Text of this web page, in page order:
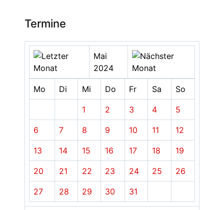
Termine
Mai
2024
Mo Di Mi Do Fr Sa So
1 2 3 4 5
6 7 8 9 10 11 12
13 14 15 16 17 18 19
20 21 22 23 24 25 26
27 28 29 30 31